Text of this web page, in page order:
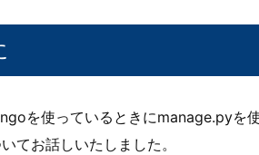
を使っているときにmanage.pyを
てお話しいたしました。